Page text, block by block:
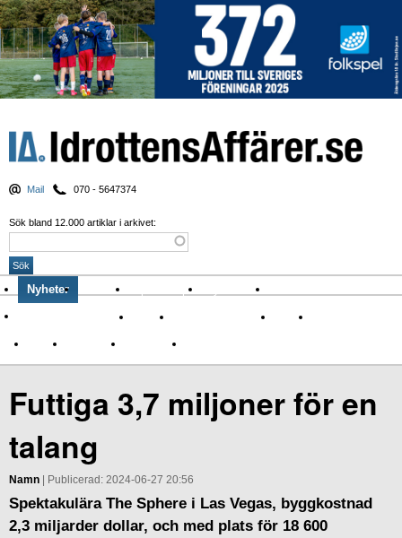
Mail 070 - 5647374
Sök bland 12.000 artiklar i arkivet:
Nyheter Krönikor Sport & spel Nyhetsbrev
Om Idrottens Affärer
Affärer I spåren av Corona Arena
Namn Sponsring TV-nyheter
Futtiga 3,7 miljoner för en
talang
Namn | Publicerad: 2024-06-27 20:56
Spektakulära The Sphere i Las Vegas, byggkostnad
2,3 miljarder dollar, och med plats för 18 600